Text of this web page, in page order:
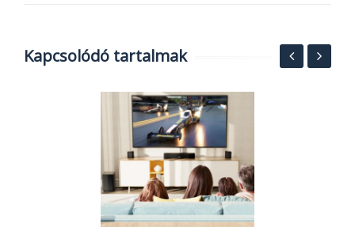
Kapcsolódó tartalmak